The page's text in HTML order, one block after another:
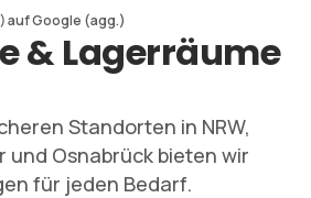
auf Google (agg.)
& Lagerräume
Standorten in NRW,
und Osnabrück bieten wir
für jeden Bedarf.